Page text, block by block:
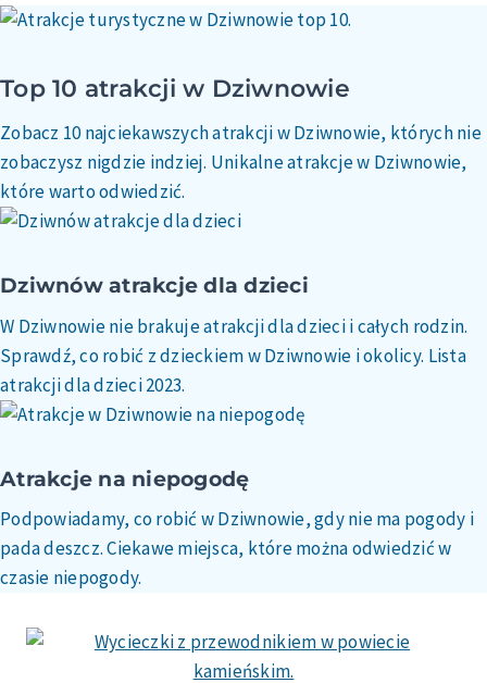
Top 10 atrakcji w Dziwnowie
Zobacz 10 najciekawszych atrakcji w Dziwnowie, których nie
zobaczysz nigdzie indziej. Unikalne atrakcje w Dziwnowie,
które warto odwiedzić.
Dziwnów atrakcje dla dzieci
W Dziwnowie nie brakuje atrakcji dla dzieci i całych rodzin.
Sprawdź, co robić z dzieckiem w Dziwnowie i okolicy. Lista
atrakcji dla dzieci 2023.
Atrakcje na niepogodę
Podpowiadamy, co robić w Dziwnowie, gdy nie ma pogody i
pada deszcz. Ciekawe miejsca, które można odwiedzić w
czasie niepogody.